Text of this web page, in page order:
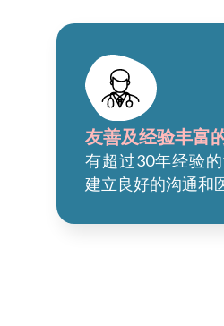
友善及经验丰富
有超过30年经验
建立良好的沟通和